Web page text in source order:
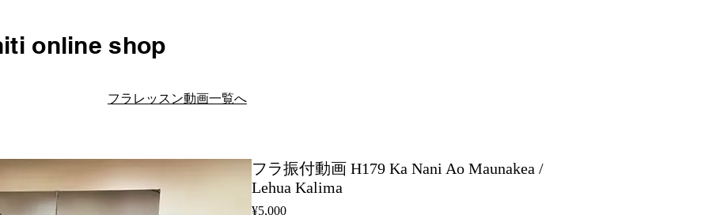
online shop
フラレッスン動画一覧へ
フラ振付動画 H179 Ka Nani Ao Maunakea /
Lehua Kalima
¥5,000Price